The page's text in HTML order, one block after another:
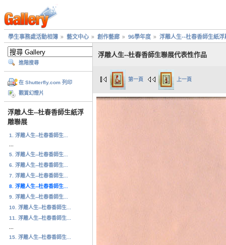
學生事務處活動相簿 藝文中心 創作藝廊 96學年度 浮雕人生--杜春香師生紙浮
進階搜尋
在 Shutterfly.com 列印
觀賞幻燈片
浮雕人生--杜春香師生紙浮
雕聯展
1. 浮雕人生--杜春香師生...
5. 浮雕人生--杜春香師生...
6. 浮雕人生--杜春香師生...
7. 浮雕人生--杜春香師生...
8. 浮雕人生--杜春香師生...
9. 浮雕人生--杜春香師生...
10. 浮雕人生--杜春香師生...
11. 浮雕人生--杜春香師生...
15. 浮雕人生--杜春香師生...
浮雕人生--杜春香師生聯展代表性作品
第一頁 上一頁